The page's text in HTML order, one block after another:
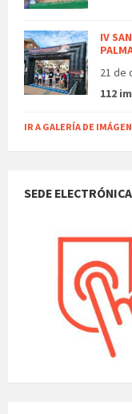
IV
21 de
112
IR A GALERÍA DE
SEDE ELECTRÓNICA